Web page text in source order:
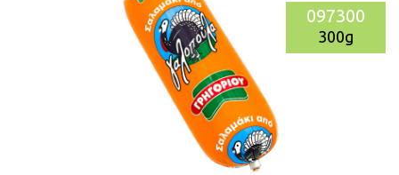
097300
300g